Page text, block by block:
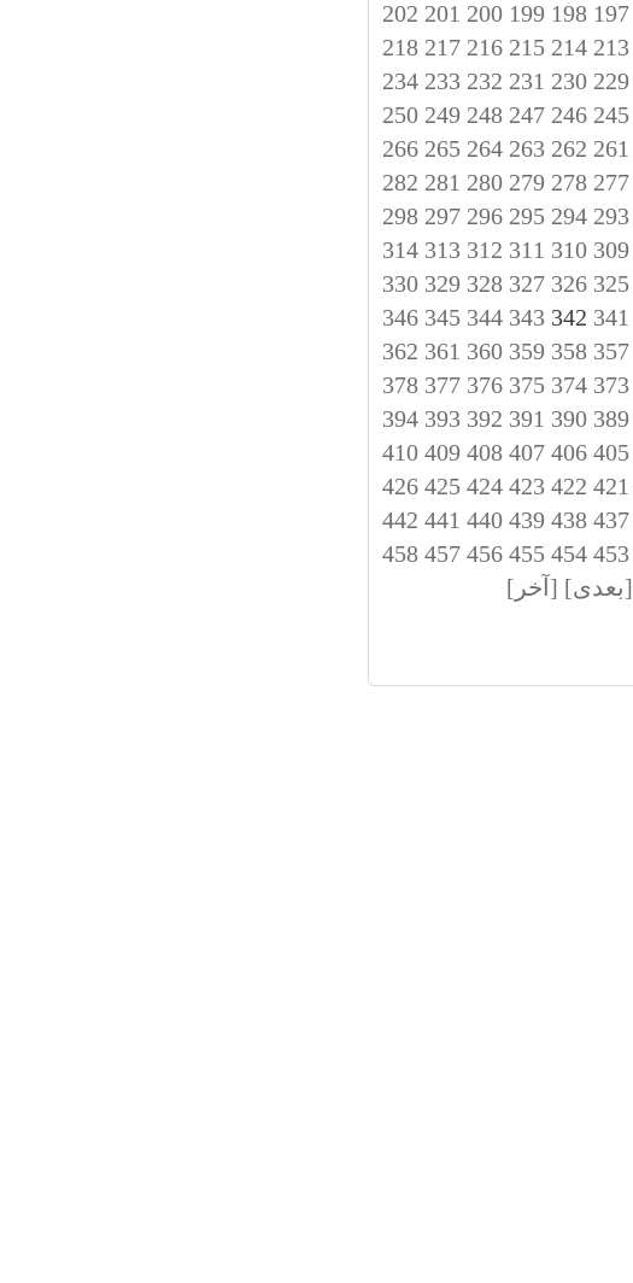
197
198
199
200
201
202
213
214
215
216
217
218
229
230
231
232
233
234
245
246
247
248
249
250
261
262
263
264
265
266
277
278
279
280
281
282
293
294
295
296
297
298
309
310
311
312
313
314
325
326
327
328
329
330
341
343
344
345
346
357
358
359
360
361
362
373
374
375
376
377
378
389
390
391
392
393
394
405
406
407
408
409
410
421
422
423
424
425
426
437
438
439
440
441
442
453
454
455
456
457
458
[بعدی] [آخر]